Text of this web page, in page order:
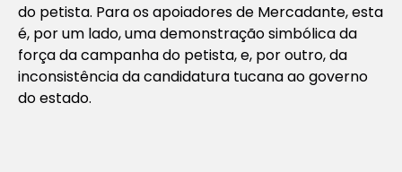
do petista. Para os apoiadores de Mercadante, esta
é, por um lado, uma demonstração simbólica da
força da campanha do petista, e, por outro, da
inconsistência da candidatura tucana ao governo
do estado.